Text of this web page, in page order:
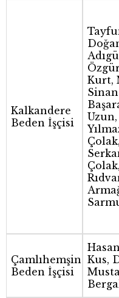
Kalkandere
Beden İşçisi
Kurt,
Çamlıhemşin
Beden İşçisi
Kus,